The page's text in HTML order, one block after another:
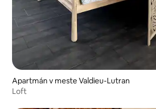
Apartmán v meste Valdieu-Lutran
Loft